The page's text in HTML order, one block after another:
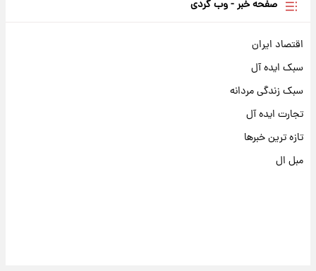
صفحه خبر - وب گردی
اقتصاد ایران
سبک ایده آل
سبک زندگی مردانه
تجارت ایده آل
تازه ترین خبرها
مبل ال